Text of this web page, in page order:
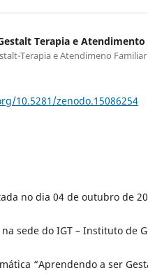
Terapia e
Terapia e Atendimeno Familiar
10.5281/zenodo.15086254
no dia 04 de outubro de
sede do IGT – Instituto de
“Aprendendo a ser